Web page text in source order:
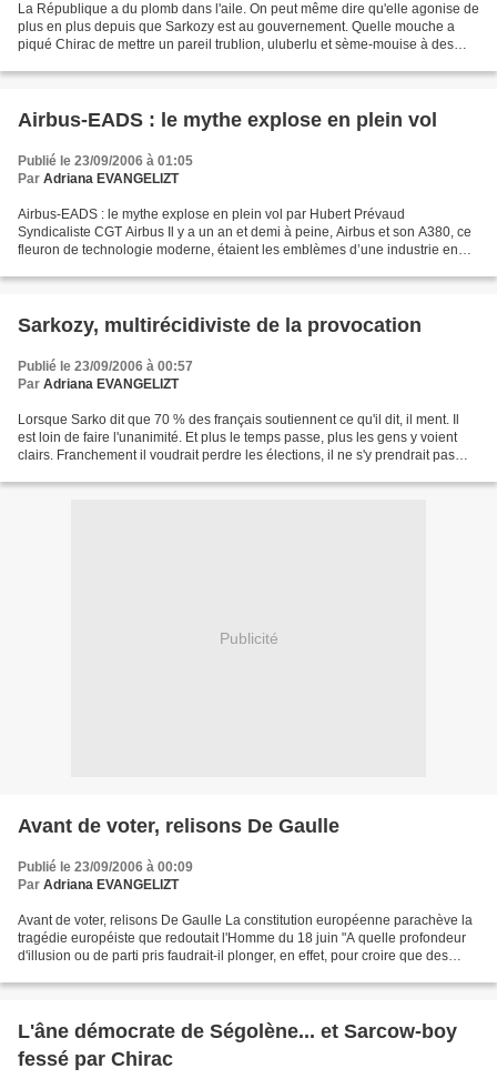
La République a du plomb dans l'aile. On peut même dire qu'elle agonise de
plus en plus depuis que Sarkozy est au gouvernement. Quelle mouche a
piqué Chirac de mettre un pareil trublion, uluberlu et sème-mouise à des
Airbus-EADS : le mythe explose en plein vol
Publié le 23/09/2006 à 01:05
Par Adriana EVANGELIZT
Airbus-EADS : le mythe explose en plein vol par Hubert Prévaud
Syndicaliste CGT Airbus Il y a un an et demi à peine, Airbus et son A380, ce
fleuron de technologie moderne, étaient les emblèmes d’une industrie en
Sarkozy, multirécidiviste de la provocation
Publié le 23/09/2006 à 00:57
Par Adriana EVANGELIZT
Lorsque Sarko dit que 70 % des français soutiennent ce qu'il dit, il ment. Il
est loin de faire l'unanimité. Et plus le temps passe, plus les gens y voient
clairs. Franchement il voudrait perdre les élections, il ne s'y prendrait pas
Publicité
Avant de voter, relisons De Gaulle
Publié le 23/09/2006 à 00:09
Par Adriana EVANGELIZT
Avant de voter, relisons De Gaulle La constitution européenne parachève la
tragédie européiste que redoutait l'Homme du 18 juin "A quelle profondeur
d'illusion ou de parti pris faudrait-il plonger, en effet, pour croire que des
L'âne démocrate de Ségolène... et Sarcow-boy
fessé par Chirac